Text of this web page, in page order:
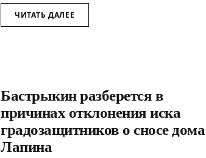
ЧИТАТЬ ДАЛЕЕ
Бастрыкин разберется в
причинах отклонения иска
градозащитников о сносе дома
Лапина